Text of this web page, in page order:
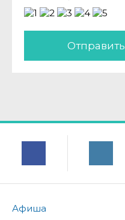
Отправить
Афиша